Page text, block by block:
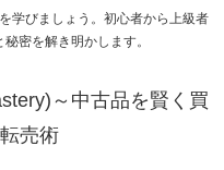
学びましょう。初心者から上級者
密を解き明かします。
～中古品を賢く買
売術